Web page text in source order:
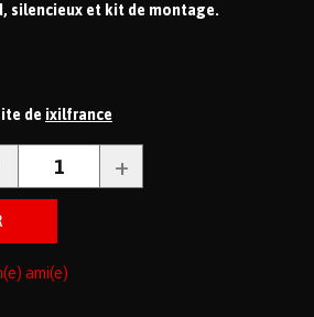
silencieux et kit de montage.
de ixilfrance
ami(e)